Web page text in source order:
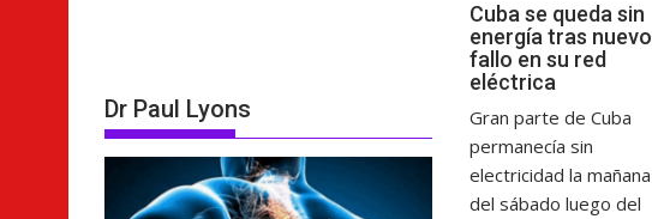
Cuba se queda sin
energía tras nuevo
fallo en su red
eléctrica
Gran parte de Cuba
permanecía sin
electricidad la mañana
del sábado luego del
Dr Paul Lyons